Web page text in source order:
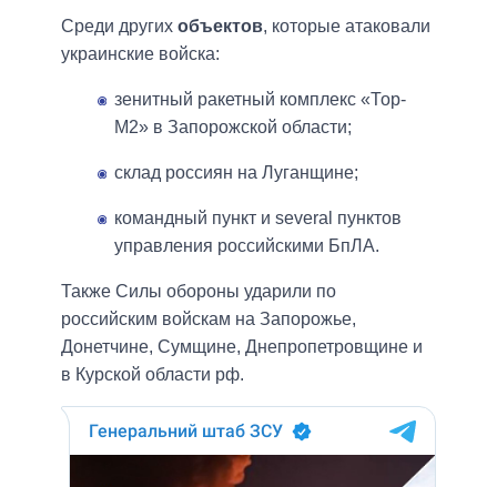
Среди других объектов, которые атаковали
украинские войска:
зенитный ракетный комплекс «Тор-
М2» в Запорожской области;
склад россиян на Луганщине;
командный пункт и several пунктов
управления российскими БпЛА.
Также Силы обороны ударили по
российским войскам на Запорожье,
Донетчине, Сумщине, Днепропетровщине и
в Курской области рф.